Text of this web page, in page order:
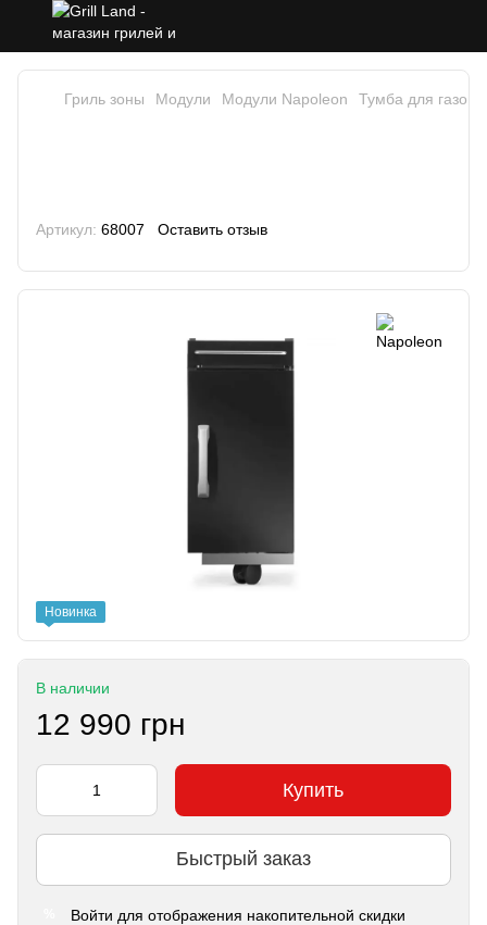
Гриль зоны Модули Модули Napoleon Тумба для
Артикул: 68007 Оставить отзыв
Новинка
В наличии
12 990 грн
Купить
Быстрый заказ
Войти для отображения накопительной скидки